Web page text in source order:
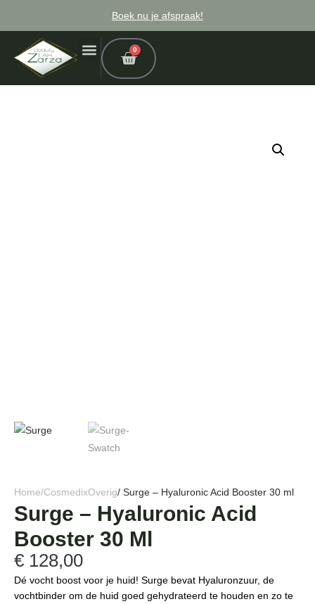
Boek nu je afspraak!
0
Home/CosmedixOverig/ Surge – Hyaluronic Acid Booster 30 ml
Surge – Hyaluronic Acid
Booster 30 Ml
€ 128,00
Dé vocht boost voor je huid! Surge bevat Hyaluronzuur, de
vochtbinder om de huid goed gehydrateerd te houden en zo te